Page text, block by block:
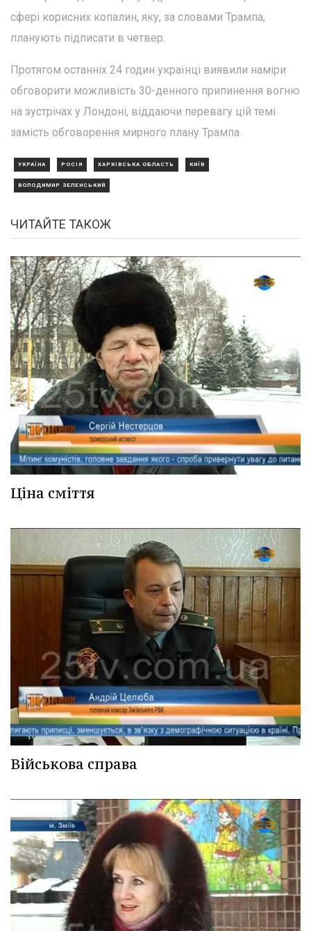
сфері корисних копалин, яку, за словами Трампа,
планують підписати в четвер.
Протягом останніх 24 годин українці виявили наміри
обговорити можливість 30-денного припинення вогню
на зустрічах у Лондоні, віддаючи перевагу цій темі
замість обговорення мирного плану Трампа.
УКРАЇНА РОСІЯ ХАРКІВСЬКА ОБЛАСТЬ КИЇВ
ВОЛОДИМИР ЗЕЛЕНСЬКИЙ
ЧИТАЙТЕ ТАКОЖ
Ціна сміття
Військова справа